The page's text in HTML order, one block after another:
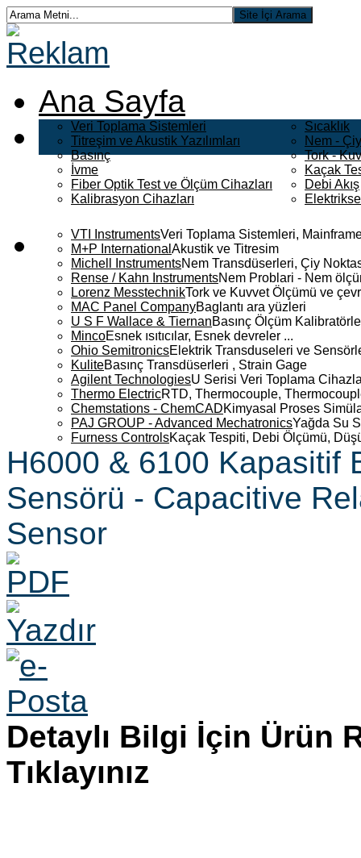
Ana Sayfa
Veri Toplama Sistemleri
Titreşim ve Akustik Yazılımları
Basınç
İvme
Fiber Optik Test ve Ölçüm Cihazları
Kalibrasyon Cihazları
Sıcaklık
Nem -
Tork -
Kaçak
Debi Akış
VTI InstrumentsVeri Toplama Sistemleri,
M+P International Akustik ve Titresim
Michell InstrumentsNem Transdüserleri, Çiy
Rense / Kahn InstrumentsNem Problari - Nem
Lorenz MesstechnikTork ve Kuvvet Ölçümü ve
MAC Panel CompanyBaglantı ara yüzleri
U S F Wallace & TiernanBasınç Ölçüm
MincoEsnek ısıtıcılar, Esnek devreler ...
Ohio SemitronicsElektrik Transduseleri ve
KuliteBasınç Transdüserleri , Strain Gage
Agilent TechnologiesU Serisi Veri Toplama
Thermo ElectricRTD, Thermocouple,
Chemstations - ChemCADKimyasal Proses
PAJ GROUP - Advanced MechatronicsYağda Su
Furness ControlsKaçak Tespiti, Debi Ölçümü,
H6000 & 6100 Kapasitif
Sensörü - Capacitive
Sensor
Detaylı Bilgi İçin Ürün
Tıklayınız